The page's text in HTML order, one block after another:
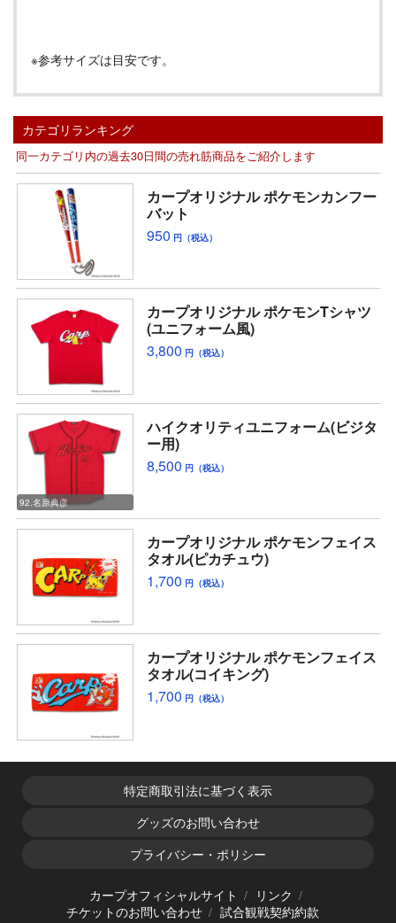
※参考サイズは目安です。
カテゴリランキング
同一カテゴリ内の過去30日間の売れ筋商品をご紹介します
カープオリジナル ポケモンカンフー
バット
950 円（税込）
カープオリジナル ポケモンTシャツ
(ユニフォーム風)
3,800 円（税込）
92.名原典彦
ハイクオリティユニフォーム(ビジタ
ー用)
8,500 円（税込）
カープオリジナル ポケモンフェイス
タオル(ピカチュウ)
1,700 円（税込）
カープオリジナル ポケモンフェイス
タオル(コイキング)
1,700 円（税込）
特定商取引法に基づく表示
グッズのお問い合わせ
プライバシー・ポリシー
カープオフィシャルサイト
リンク
チケットのお問い合わせ
試合観戦契約約款